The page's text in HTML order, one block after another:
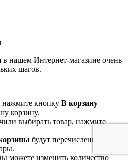
нашем Интернет-магазине очень
шагов.
нажмите кнопку В корзину —
корзину.
выбирать товар, нажмите
будут перечислены все
можете изменить количество